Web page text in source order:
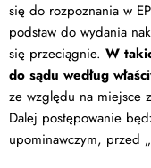
się do rozpoznania w
podstaw do wydania
się przeciągnie. W
do sądu według
ze względu na miejsce
Dalej postępowanie
upominawczym, przed